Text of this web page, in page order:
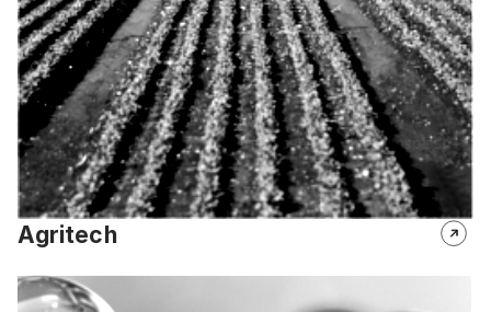
Agritech